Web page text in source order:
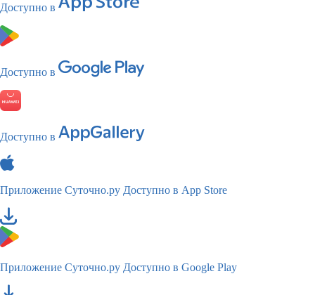
Доступно в
Доступно в
Доступно в
Приложение Суточно.ру Доступно в App Store
Приложение Суточно.ру Доступно в Google Play